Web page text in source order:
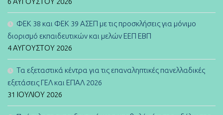
ΦΕΚ 38 και ΦΕΚ 39 ΑΣΕΠ με τις προσκλήσεις για μόνιμο
διορισμό εκπαιδευτικών και μελών ΕΕΠ ΕΒΠ
4 ΑΥΓΟΎΣΤΟΥ 2026
Τα εξεταστικά κέντρα για τις επαναληπτικές πανελλαδικές
εξετάσεις ΓΕΛ και ΕΠΑΛ 2026
31 ΙΟΥΛΊΟΥ 2026